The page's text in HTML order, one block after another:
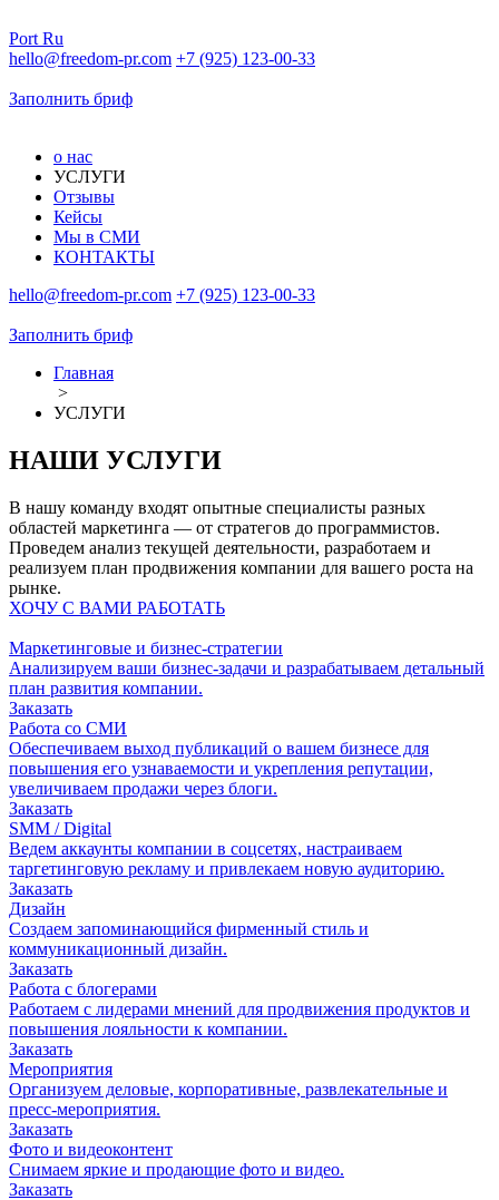
Port Ru
hello@freedom-pr.com +7 (925) 123-00-33
Заполнить бриф
о нас
УСЛУГИ
Отзывы
Кейсы
Мы в СМИ
КОНТАКТЫ
hello@freedom-pr.com +7 (925) 123-00-33
Заполнить бриф
Главная
>
УСЛУГИ
НАШИ УСЛУГИ
В нашу команду входят опытные специалисты разных
областей маркетинга — от стратегов до программистов.
Проведем анализ текущей деятельности, разработаем и
реализуем план продвижения компании для вашего роста на
рынке.
ХОЧУ С ВАМИ РАБОТАТЬ
Маркетинговые и бизнес-стратегии
Анализируем ваши бизнес-задачи и разрабатываем детальный
план развития компании.
Заказать
Работа со СМИ
Обеспечиваем выход публикаций о вашем бизнесе для
повышения его узнаваемости и укрепления репутации,
увеличиваем продажи через блоги.
Заказать
SMM / Digital
Ведем аккаунты компании в соцсетях, настраиваем
таргетинговую рекламу и привлекаем новую аудиторию.
Заказать
Дизайн
Создаем запоминающийся фирменный стиль и
коммуникационный дизайн.
Заказать
Работа с блогерами
Работаем с лидерами мнений для продвижения продуктов и
повышения лояльности к компании.
Заказать
Мероприятия
Организуем деловые, корпоративные, развлекательные и
пресс-мероприятия.
Заказать
Фото и видеоконтент
Снимаем яркие и продающие фото и видео.
Заказать